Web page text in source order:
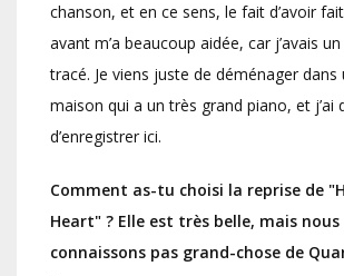
chanson, et en ce sens, le fait d’avoir
avant m’a beaucoup aidée, car j’avais
tracé. Je viens juste de déménager dans
maison qui a un très grand piano, et j’ai
d’enregistrer ici.
Comment as-tu choisi la reprise de
Heart" ? Elle est très belle, mais nous
connaissons pas grand-chose de